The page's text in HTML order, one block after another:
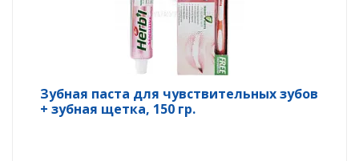
Зубная паста для чувствительных зубов
+ зубная щетка, 150 гр.